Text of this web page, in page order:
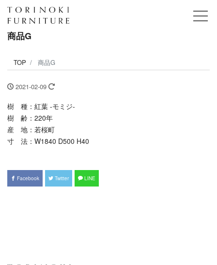
商品G
TOP 商品G
2021-02-09
樹 種：紅葉 -モミジ-
樹 齢：220年
産 地：若桜町
寸 法：W1840 D500 H40
Facebook Twitter LINE